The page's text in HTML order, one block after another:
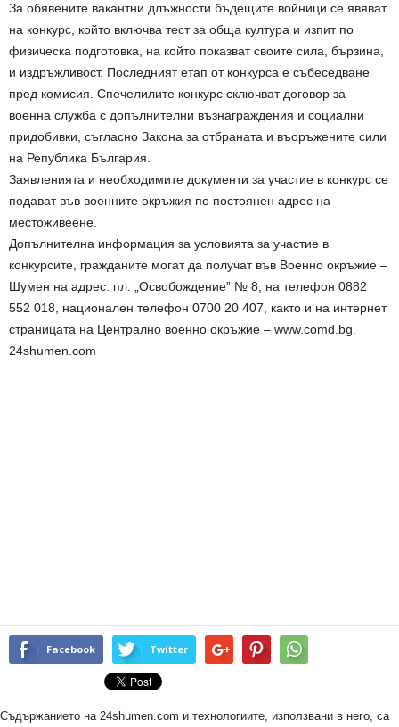
За обявените вакантни длъжности бъдещите войници се явяват
на конкурс, който включва тест за обща култура и изпит по
физическа подготовка, на който показват своите сила, бързина,
и издръжливост. Последният етап от конкурса е събеседване
пред комисия. Спечелилите конкурс сключват договор за
военна служба с допълнителни възнаграждения и социални
придобивки, съгласно Закона за отбраната и въоръжените сили
на Република България.
Заявленията и необходимите документи за участие в конкурс се
подават във военните окръжия по постоянен адрес на
местоживеене.
Допълнителна информация за условията за участие в
конкурсите, гражданите могат да получат във Военно окръжие –
Шумен на адрес: пл. „Освобождение” № 8, на телефон 0882
552 018, национален телeфон 0700 20 407, както и на интернет
страницата на Централно военно окръжие – www.comd.bg.
24shumen.com
Facebook Twitter
Съдържанието на 24shumen.com и технологиите, използвани в него, са